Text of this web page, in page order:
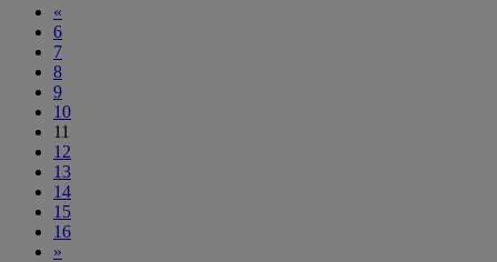
«
6
7
8
9
10
11
12
13
14
15
16
»